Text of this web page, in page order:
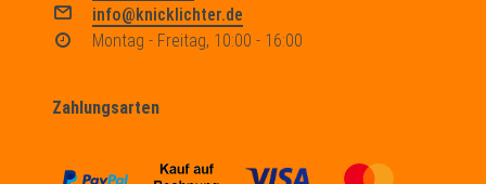
info@knicklichter.de
Montag - Freitag, 10:00 - 16:00
Zahlungsarten